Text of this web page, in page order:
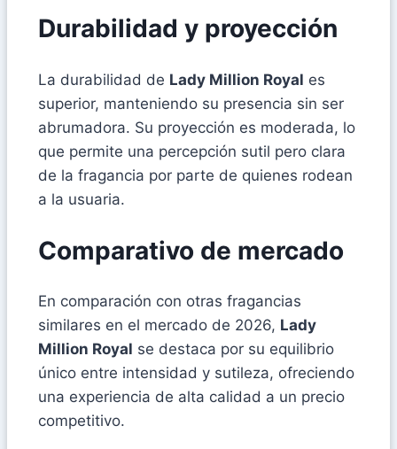
Durabilidad y proyección
La durabilidad de Lady Million Royal es
superior, manteniendo su presencia sin ser
abrumadora. Su proyección es moderada, lo
que permite una percepción sutil pero clara
de la fragancia por parte de quienes rodean
a la usuaria.
Comparativo de mercado
En comparación con otras fragancias
similares en el mercado de 2026, Lady
Million Royal se destaca por su equilibrio
único entre intensidad y sutileza, ofreciendo
una experiencia de alta calidad a un precio
competitivo.